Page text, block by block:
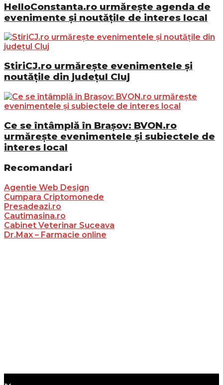
HelloConstanta.ro urmărește agenda de
evenimente și noutățile de interes local
StiriCJ.ro urmărește evenimentele și
noutățile din județul Cluj
Ce se întâmplă în Brașov: BVON.ro
urmărește evenimentele și subiectele de
interes local
Recomandari
Agentie Web Design
Cumpara Criptomonede
Presadeazi.ro
Cautimasina.ro
Cabinet Veterinar Suceava
Dr.Max – Farmacie online